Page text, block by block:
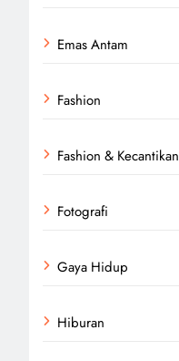
Emas Antam
Fashion
Fashion & Kecantikan
Fotografi
Gaya Hidup
Hiburan